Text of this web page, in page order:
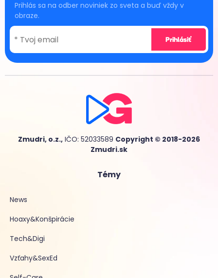
Prihlás sa na odber noviniek zo sveta a buď vždy v
obraze.
Zmudri, o.z., IČO: 52033589 Copyright © 2018-2026
Zmudri.sk
Témy
News
Hoaxy&Konšpirácie
Tech&Digi
Vzťahy&SexEd